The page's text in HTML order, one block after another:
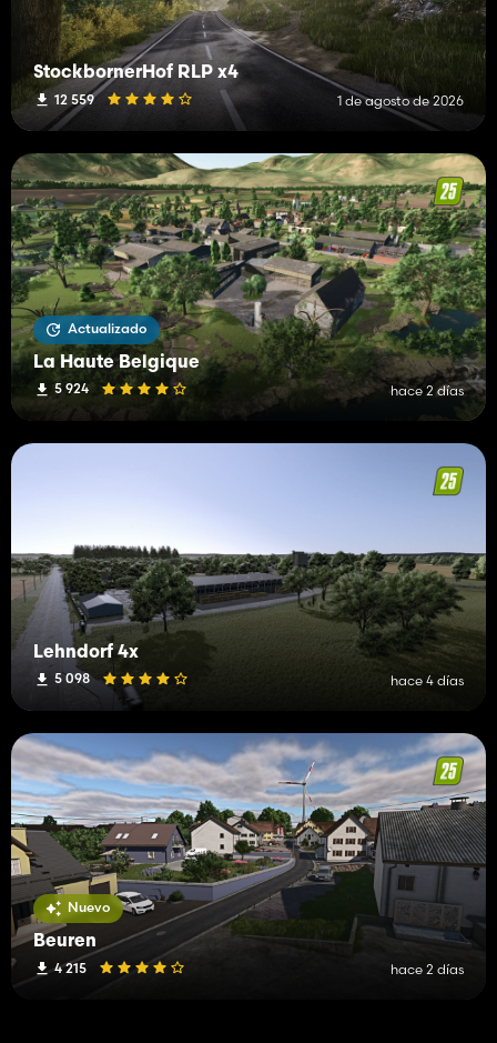
StockbornerHof RLP x4
12 559 1 de agosto de 2026
Actualizado
La Haute Belgique
5 924 hace 2 días
Lehndorf 4x
5 098 hace 4 días
Nuevo
Beuren
4 215 hace 2 días